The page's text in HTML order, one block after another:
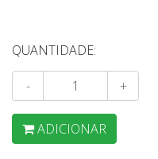
QUANTIDADE:
- +
ADICIONAR